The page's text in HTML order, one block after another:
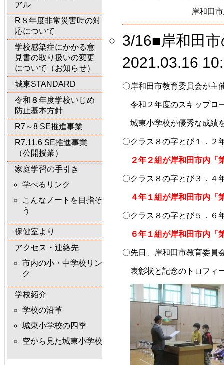
アル
R８年度非常災害時の対
応について
学校感染症にかかる意
見書の取り扱いの変更
について（お知らせ）
城東STANDARD
令和８年度学校いじめ
防止基本方針
R7～8 SE推進事業
R7.11.6 SE推進事業
（公開授業）
家庭学習の手引き
学べるリンク
こんなノートを目指そ
う
保健室より
アクセス・連絡先
市内の小・中学校リン
ク
学校紹介
学校の沿革
城東小学校の四季
空から見た城東小学校
岸和田市立城東
3/16■岸和田
2021.03.16
〇岸和田市教育委員会が主
令和２年度のスキップロ
城東小学校が優秀な成績
〇クラス８の字とび１．２
２年２組が岸和田市内「
〇クラス８の字とび３．４
４年１組が岸和田市内「
〇クラス８の字とび５．６
６年１組が岸和田市内「
〇先日、岸和田市教育委員
表彰状と記念のトロフィ